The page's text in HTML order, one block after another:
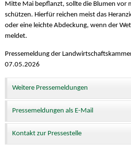
Mitte Mai bepflanzt, sollte die Blumen vor
schützen. Hierfür reichen meist das
oder eine leichte Abdeckung, wenn der
meldet.
Pressemeldung der
07.05.2026
Weitere Pressemeldungen
Pressemeldungen als E-Mail
Kontakt zur Pressestelle